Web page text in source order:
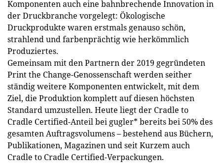
Komponenten auch eine bahnbrechende Innovation in
der Druckbranche vorgelegt: Ökologische
Druckprodukte waren erstmals genauso schön,
strahlend und farbenprächtig wie herkömmlich
Produziertes.
Gemeinsam mit den Partnern der 2019 gegründeten
Print the Change-Genossenschaft werden seither
ständig weitere Komponenten entwickelt, mit dem
Ziel, die Produktion komplett auf diesen höchsten
Standard umzustellen. Heute liegt der ­Cradle to
Cradle Certified-Anteil bei gugler* bereits bei 50% des
gesamten Auftragsvolumens – bestehend aus Büchern,
Publikationen, Magazinen und seit Kurzem auch
Cradle to Cradle Certified-Verpackungen.